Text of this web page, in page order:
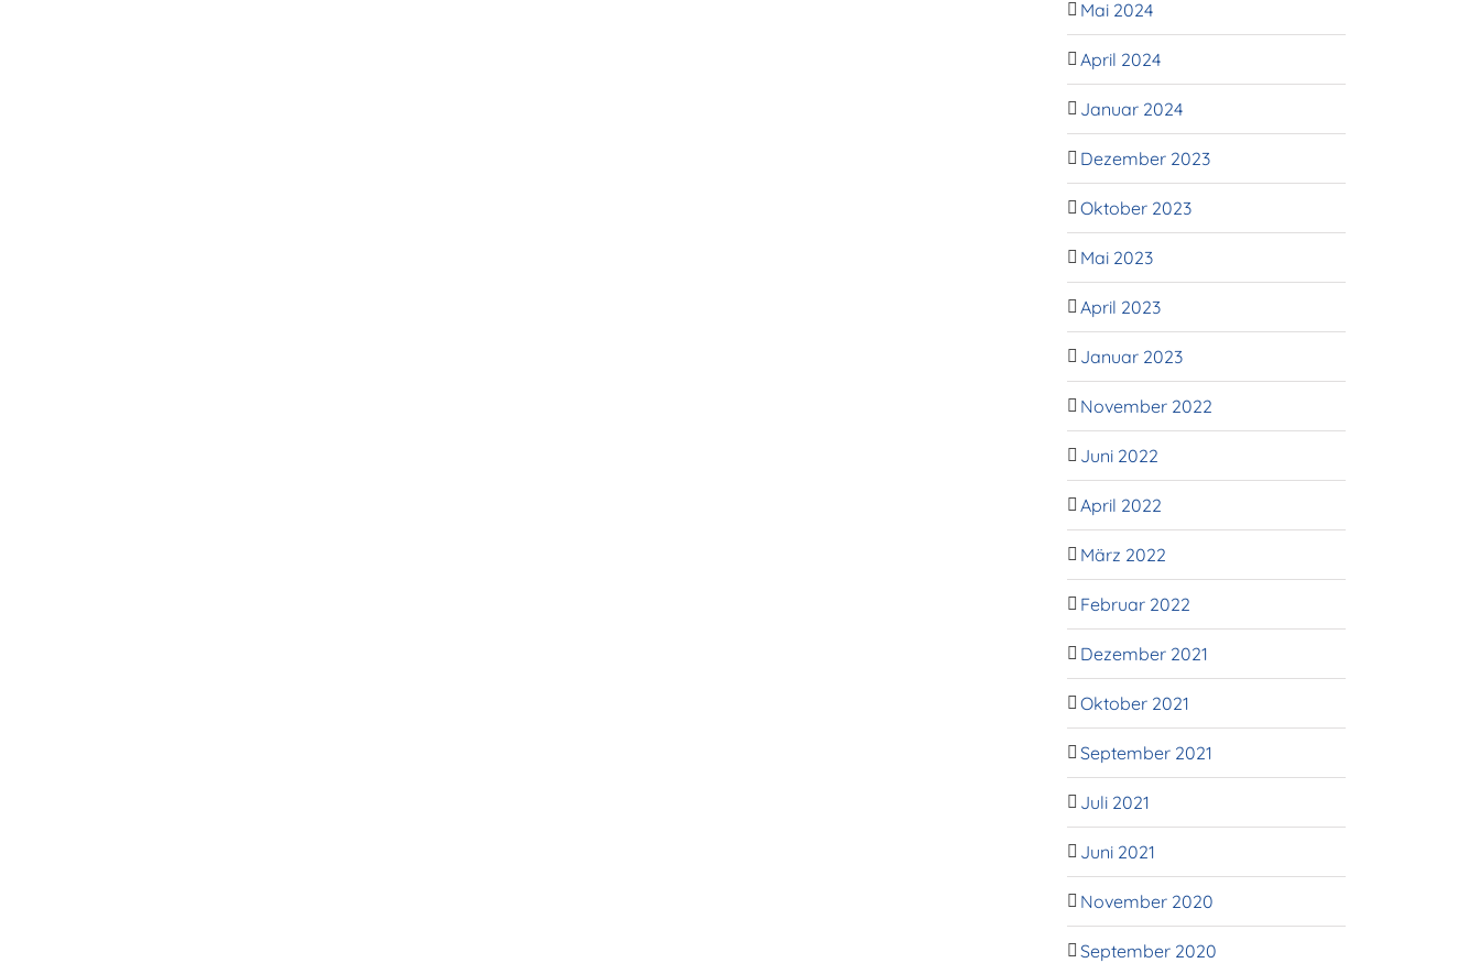
Mai 2024
April 2024
Januar 2024
Dezember 2023
Oktober 2023
Mai 2023
April 2023
Januar 2023
November 2022
Juni 2022
April 2022
März 2022
Februar 2022
Dezember 2021
Oktober 2021
September 2021
Juli 2021
Juni 2021
November 2020
September 2020